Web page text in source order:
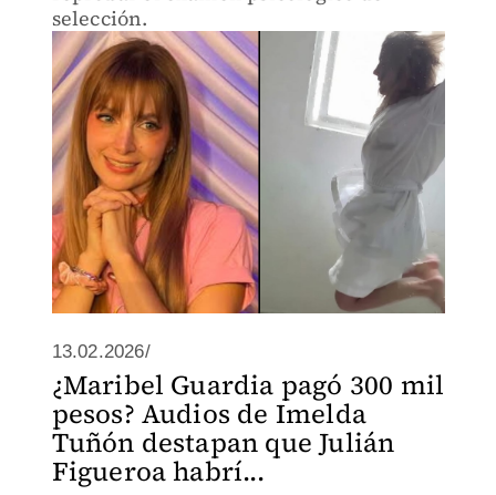
selección.
13.02.2026/
¿Maribel Guardia pagó 300 mil
pesos? Audios de Imelda
Tuñón destapan que Julián
Figueroa habrí...